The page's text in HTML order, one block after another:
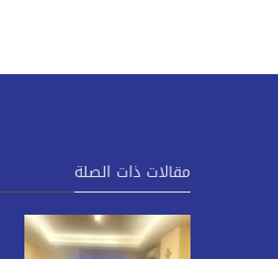
مقالات ذات الصلة